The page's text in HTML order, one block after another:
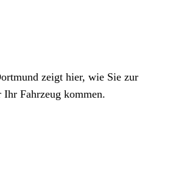
zeigt hier, wie Sie zur
Ihr Fahrzeug kommen.